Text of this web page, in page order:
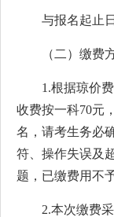
与报名起止
（二）缴费
1.根据琼价
收费按一科70元
名，请考生务必
符、操作失误及
题，已缴费用不
2.本次缴费